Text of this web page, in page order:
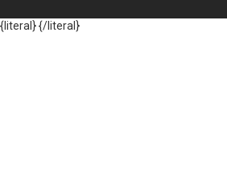
{literal}{/literal}